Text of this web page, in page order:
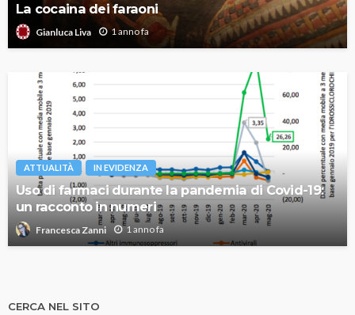
La cocaina dei faraoni
Gianluca Liva 1 anno fa
ATTUALITÀ IN EVIDENZA
Uso di farmaci durante la pandemia di Covid-19:
un racconto in numeri
Francesca Zanni 1 anno fa
CERCA NEL SITO